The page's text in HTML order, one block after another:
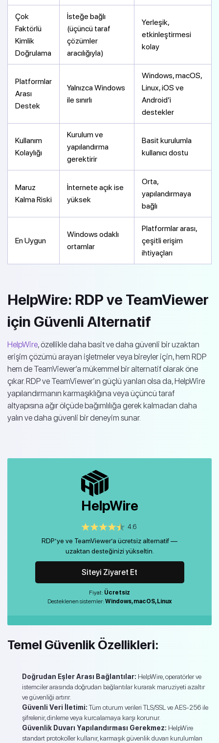
Çok
Faktörlü
Kimlik
Doğrulama
İsteğe bağlı
(üçüncü taraf
çözümler
aracılığıyla)
Yerleşik,
etkinleştirmesi
kolay
Platformlar
Arası
Destek
Yalnızca Windows
ile sınırlı
Windows, macOS,
Linux, iOS ve
Android’i
destekler
Kullanım
Kolaylığı
Kurulum ve
yapılandırma
gerektirir
Basit kurulumla
kullanıcı dostu
Maruz
Kalma Riski
İnternete açık ise
yüksek
Orta,
yapılandırmaya
bağlı
En Uygun
Windows odaklı
ortamlar
Platformlar arası,
çeşitli erişim
ihtiyaçları
HelpWire: RDP ve TeamViewer
için Güvenli Alternatif
HelpWire, özellikle daha basit ve daha güvenli bir uzaktan
erişim çözümü arayan işletmeler veya bireyler için, hem RDP
hem de TeamViewer’a mükemmel bir alternatif olarak öne
çıkar. RDP ve TeamViewer’ın güçlü yanları olsa da, HelpWire
yapılandırmanın karmaşıklığına veya üçüncü taraf
altyapısına ağır ölçüde bağımlılığa gerek kalmadan daha
yalın ve daha güvenli bir deneyim sunar.
HelpWire
4.6
RDP’ye ve TeamViewer’a ücretsiz alternatif —
uzaktan desteğinizi yükseltin.
Siteyi Ziyaret Et
Fiyat: Ücretsiz
Desteklenen sistemler: Windows, macOS, Linux
Temel Güvenlik Özellikleri:
Doğrudan Eşler Arası Bağlantılar: HelpWire, operatörler ve
istemciler arasında doğrudan bağlantılar kurarak maruziyeti azaltır
ve güvenliği artırır.
Güvenli Veri İletimi:Tüm oturum verileri TLS/SSL ve AES-256 ile
şifrelenir, dinleme veya kurcalamaya karşı korunur.
Güvenlik Duvarı Yapılandırması Gerekmez: HelpWire
standart protokoller kullanır, karmaşık güvenlik duvarı kurulumları